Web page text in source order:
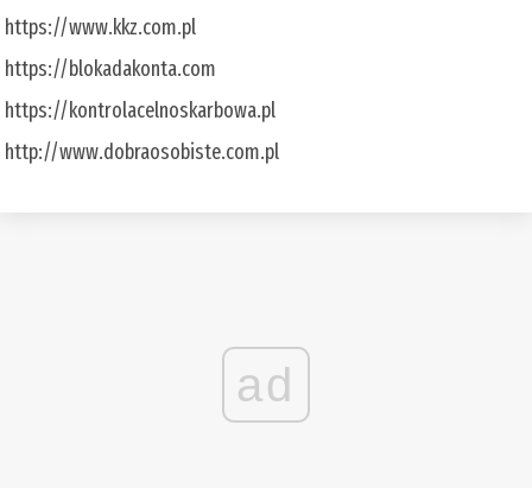
https://www.kkz.com.pl
https://blokadakonta.com
https://kontrolacelnoskarbowa.pl
http://www.dobraosobiste.com.pl
ad